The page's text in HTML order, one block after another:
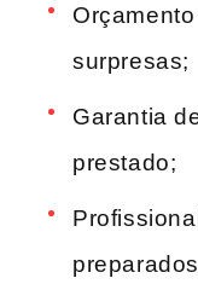
surpresas;
Garantia
prestado;